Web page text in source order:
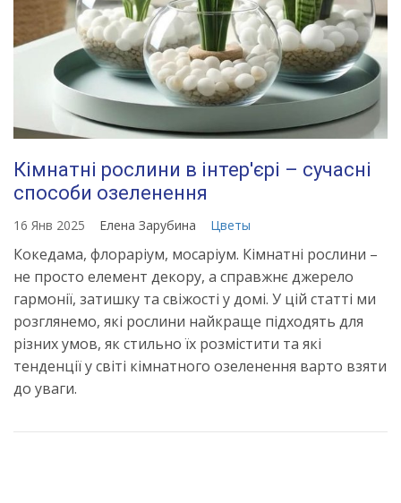
Кімнатні рослини в інтер'єрі – сучасні
способи озеленення
16 Янв 2025 Елена Зарубина Цветы
Кокедама, флораріум, мосаріум. Кімнатні рослини –
не просто елемент декору, а справжнє джерело
гармонії, затишку та свіжості у домі. У цій статті ми
розглянемо, які рослини найкраще підходять для
різних умов, як стильно їх розмістити та які
тенденції у світі кімнатного озеленення варто взяти
до уваги.